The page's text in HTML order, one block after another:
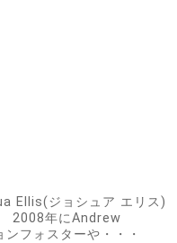
Ellis(ジョシュア エリス)
2008年にAndrew
フォスターや・・・